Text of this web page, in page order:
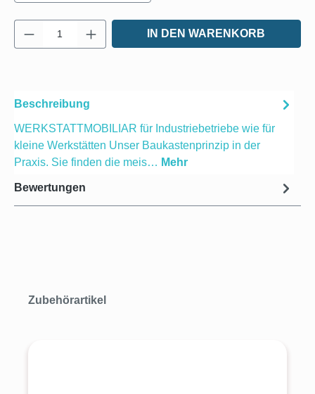
Produkt Anzahl: Gib den gewünschten
IN DEN WARENKORB
Beschreibung
WERKSTATTMOBILIAR für Industriebetriebe wie für
kleine Werkstätten Unser Baukastenprinzip in der
Praxis. Sie finden die meis… Mehr
Bewertungen
Produktgalerie überspringen
Zubehörartikel